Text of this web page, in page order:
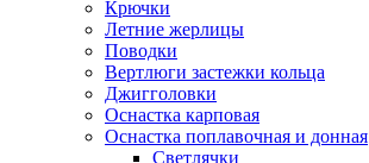
Крючки
Летние жерлицы
Поводки
Вертлюги застежки кольца
Джигголовки
Оснастка карповая
Оснастка поплавочная и донная
Светлячки